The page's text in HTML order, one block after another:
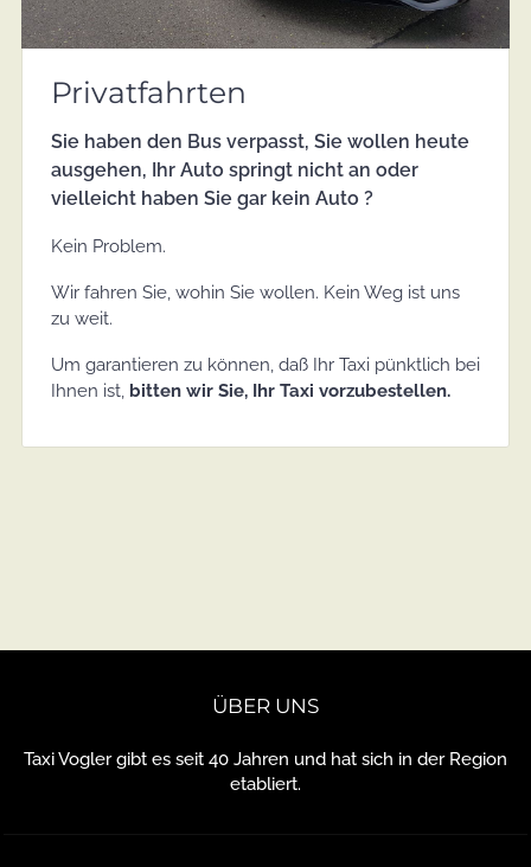
Privatfahrten
Sie haben den Bus verpasst, Sie wollen heute
ausgehen, Ihr Auto springt nicht an oder
vielleicht haben Sie gar kein Auto ?
Kein Problem.
Wir fahren Sie, wohin Sie wollen. Kein Weg ist uns
zu weit.
Um garantieren zu können, daß Ihr Taxi pünktlich bei
Ihnen ist, bitten wir Sie, Ihr Taxi vorzubestellen.
ÜBER UNS
Taxi Vogler gibt es seit 40 Jahren und hat sich in der Region
etabliert.